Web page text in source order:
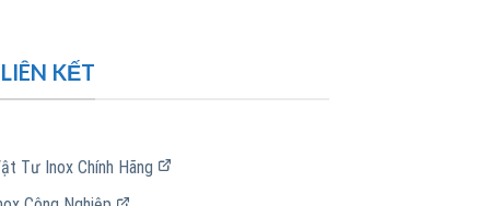
LIÊN KẾT
Tư Inox Chính Hãng